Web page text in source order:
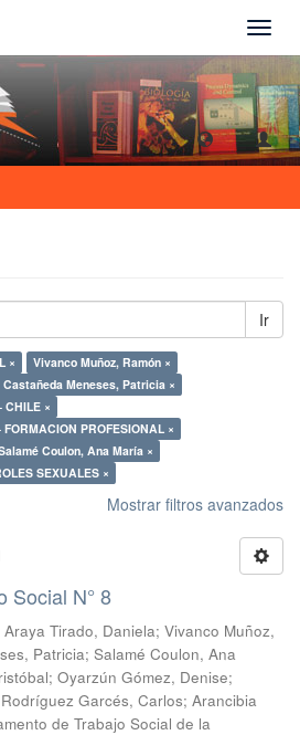
Ir
×
Vivanco Muñoz, Ramón ×
Castañeda Meneses, Patricia ×
SOCIAL FAMILIAR – CHILE ×
PROFESIONAL ×
Coulon, Ana María ×
SEXUALES ×
Mostrar filtros avanzados
Social N° 8
Araya Tirado, Daniela; Vivanco Muñoz,
Patricia; Salamé Coulon, Ana
; Oyarzún Gómez, Denise;
Rodríguez Garcés, Carlos; Arancibia
de Trabajo Social de la